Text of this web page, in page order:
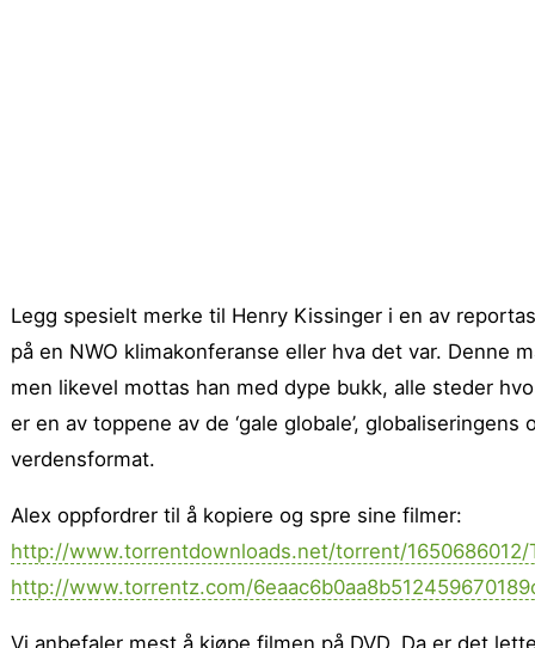
Legg spesielt merke til Henry Kissinger i en av
på en NWO klimakonferanse eller hva det var. Denne
men likevel mottas han med dype bukk, alle steder
er en av toppene av de ‘gale globale’,
verdensformat.
Alex oppfordrer til å kopiere og spre sine filmer:
http://www.torrentdownloads.net/torrent/
http://www.torrentz.com/
Vi anbefaler mest å kjøpe filmen på DVD. Da er det